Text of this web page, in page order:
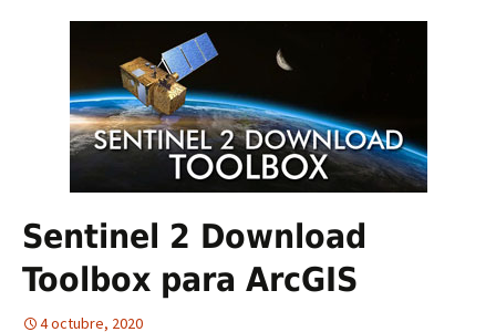
Sentinel 2 Download
Toolbox para ArcGIS
4 octubre, 2020